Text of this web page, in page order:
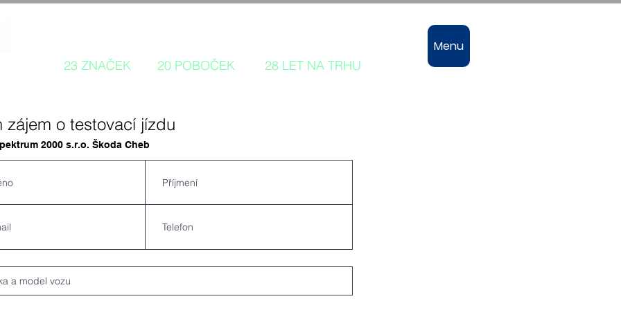
23 ZNAČEK 20 POBOČEK 28 LET NA TRHU
Menu
zájem o testovací jízdu
2000 s.r.o. Škoda Cheb